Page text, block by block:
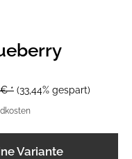
* (33,44% gespart)
Variante